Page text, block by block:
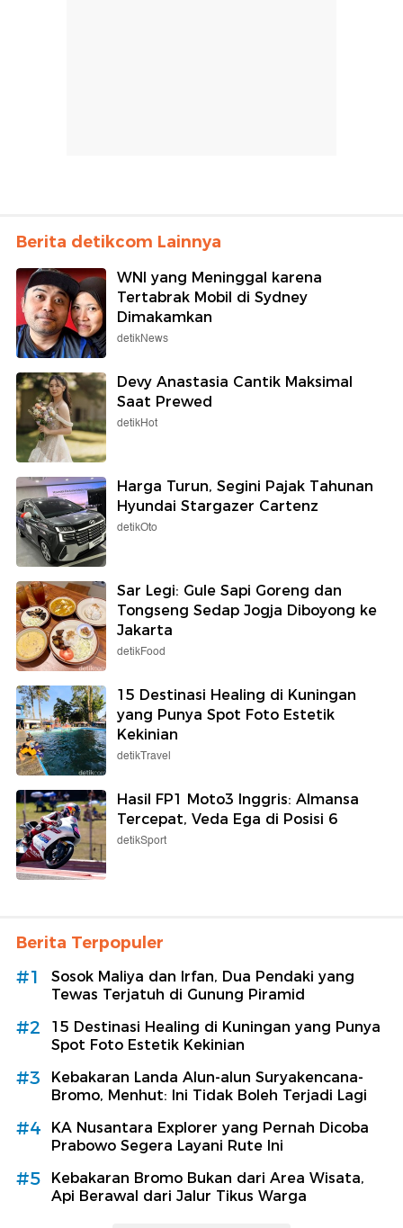
Berita detikcom Lainnya
WNI yang Meninggal karena
Tertabrak Mobil di Sydney
Dimakamkan
detikNews
Devy Anastasia Cantik Maksimal
Saat Prewed
detikHot
Harga Turun, Segini Pajak Tahunan
Hyundai Stargazer Cartenz
detikOto
Sar Legi: Gule Sapi Goreng dan
Tongseng Sedap Jogja Diboyong ke
Jakarta
detikFood
15 Destinasi Healing di Kuningan
yang Punya Spot Foto Estetik
Kekinian
detikTravel
Hasil FP1 Moto3 Inggris: Almansa
Tercepat, Veda Ega di Posisi 6
detikSport
Berita Terpopuler
#1
Sosok Maliya dan Irfan, Dua Pendaki yang
Tewas Terjatuh di Gunung Piramid
#2
15 Destinasi Healing di Kuningan yang Punya
Spot Foto Estetik Kekinian
#3
Kebakaran Landa Alun-alun Suryakencana-
Bromo, Menhut: Ini Tidak Boleh Terjadi Lagi
#4
KA Nusantara Explorer yang Pernah Dicoba
Prabowo Segera Layani Rute Ini
#5
Kebakaran Bromo Bukan dari Area Wisata,
Api Berawal dari Jalur Tikus Warga